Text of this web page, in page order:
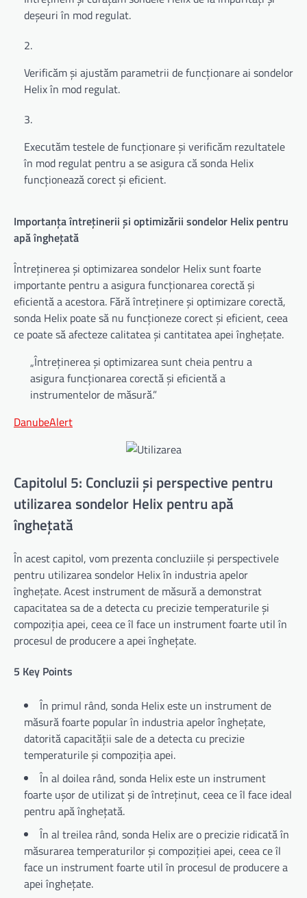
deșeuri în mod regulat.
Verificăm și ajustăm parametrii de funcționare ai sondelor
Helix în mod regulat.
Executăm testele de funcționare și verificăm rezultatele
în mod regulat pentru a se asigura că sonda Helix
funcționează corect și eficient.
Importanța întreținerii și optimizării sondelor Helix pentru
apă înghețată
Întreținerea și optimizarea sondelor Helix sunt foarte
importante pentru a asigura funcționarea corectă și
eficientă a acestora. Fără întreținere și optimizare corectă,
sonda Helix poate să nu funcționeze corect și eficient, ceea
ce poate să afecteze calitatea și cantitatea apei înghețate.
„Întreținerea și optimizarea sunt cheia pentru a
asigura funcționarea corectă și eficientă a
instrumentelor de măsură.”
DanubeAlert
Capitolul 5: Concluzii și perspective pentru
utilizarea sondelor Helix pentru apă
înghețată
În acest capitol, vom prezenta concluziile și perspectivele
pentru utilizarea sondelor Helix în industria apelor
înghețate. Acest instrument de măsură a demonstrat
capacitatea sa de a detecta cu precizie temperaturile și
compoziția apei, ceea ce îl face un instrument foarte util în
procesul de producere a apei înghețate.
5 Key Points
În primul rând, sonda Helix este un instrument de
măsură foarte popular în industria apelor înghețate,
datorită capacității sale de a detecta cu precizie
temperaturile și compoziția apei.
În al doilea rând, sonda Helix este un instrument
foarte ușor de utilizat și de întreținut, ceea ce îl face ideal
pentru apă înghețată.
În al treilea rând, sonda Helix are o precizie ridicată în
măsurarea temperaturilor și compoziției apei, ceea ce îl
face un instrument foarte util în procesul de producere a
apei înghețate.